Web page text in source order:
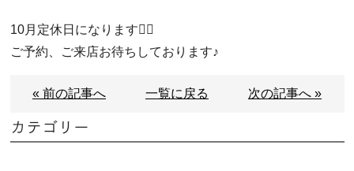
10月定休日になります🙋‍♀️
ご予約、ご来店お待ちしております♪
« 前の記事へ 一覧に戻る 次の記事へ »
カテゴリー